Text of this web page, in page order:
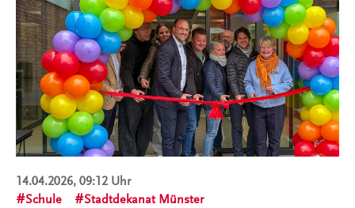
14.04.2026, 09:12 Uhr
Schule
Stadtdekanat Münster